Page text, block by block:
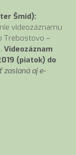
Šmid):
videozáznamu
Trebostovo –
Videozáznam
(piatok) do
zaslaná aj e-